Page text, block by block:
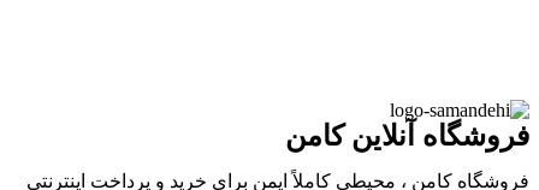
فروشگاه آنلاین کامن
فروشگاه کامن ، محیطی کاملاً ایمن برای خرید و پرداخت اینترنتی